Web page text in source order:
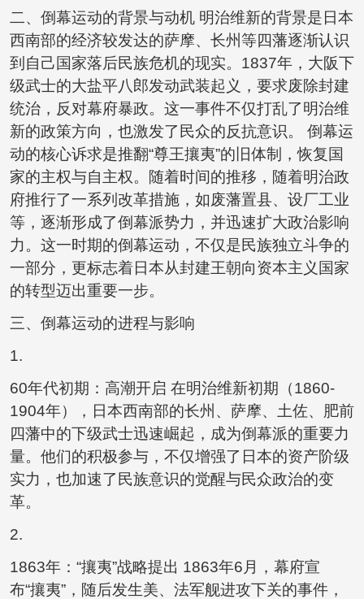
二、倒幕运动的背景与动机 明治维新的背景是日本
西南部的经济较发达的萨摩、长州等四藩逐渐认识
到自己国家落后民族危机的现实。1837年，大阪下
级武士的大盐平八郎发动武装起义，要求废除封建
统治，反对幕府暴政。这一事件不仅打乱了明治维
新的政策方向，也激发了民众的反抗意识。 倒幕运
动的核心诉求是推翻“尊王攘夷”的旧体制，恢复国
家的主权与自主权。随着时间的推移，随着明治政
府推行了一系列改革措施，如废藩置县、设厂工业
等，逐渐形成了倒幕派势力，并迅速扩大政治影响
力。这一时期的倒幕运动，不仅是民族独立斗争的
一部分，更标志着日本从封建王朝向资本主义国家
的转型迈出重要一步。
三、倒幕运动的进程与影响
1.
60年代初期：高潮开启 在明治维新初期（1860-
1904年），日本西南部的长州、萨摩、土佐、肥前
四藩中的下级武士迅速崛起，成为倒幕派的重要力
量。他们的积极参与，不仅增强了日本的资产阶级
实力，也加速了民族意识的觉醒与民众政治的变
革。
2.
1863年：“攘夷”战略提出 1863年6月，幕府宣
布“攘夷”，随后发生美、法军舰进攻下关的事件，